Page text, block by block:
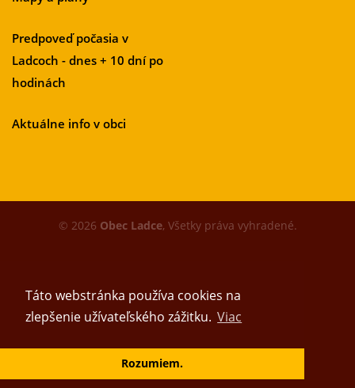
Táto webstránka používa cookies na
zlepšenie užívateľského zážitku. Viac
Rozumiem.
Predpoveď počasia v
Ladcoch - dnes + 10 dní po
hodinách
Aktuálne info v obci
© 2026 Obec Ladce, Všetky práva vyhradené.
Vytvoril tím